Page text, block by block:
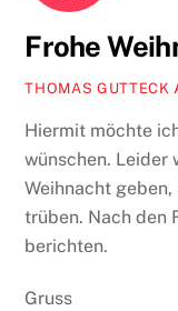
Frohe
THOMAS GUTTECK
Hiermit möchte
wünschen. Leider
Weihnacht
trüben. Nach den
berichten.
Gruss